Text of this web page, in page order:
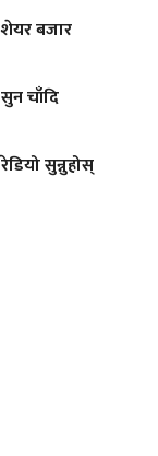
शेयर बजार
सुन चाँदि
रेडियो सुन्नुहोस्